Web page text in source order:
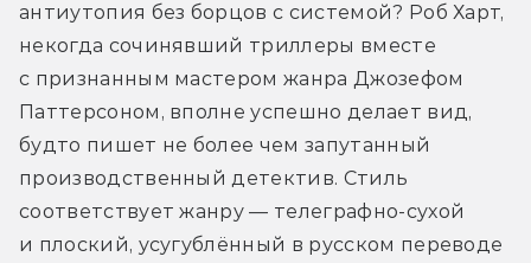
антиутопия без борцов с системой? Роб Харт,
некогда сочинявший триллеры вместе
с признанным мастером жанра Джозефом
Паттерсоном, вполне успешно делает вид,
будто пишет не более чем запутанный
производственный детектив. Стиль
соответствует жанру — телеграфно-сухой
и плоский, усугублённый в русском переводе